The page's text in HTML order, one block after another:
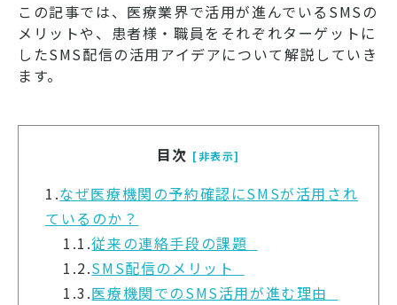
この記事では、医療業界で活用が進んでいるSMSの
メリットや、患者様・職員をそれぞれターゲットに
したSMS配信の活用アイデアについて解説していき
ます。
目次 [非表示]
1.なぜ医療機関の予約確認にSMSが活用され
ているのか？
1.1.従来の連絡手段の課題
1.2.SMS配信のメリット
1.3.医療機関でのSMS活用が進む理由